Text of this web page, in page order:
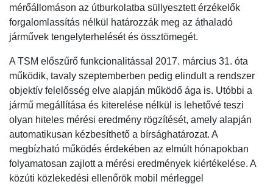
mérőállomáson az útburkolatba süllyesztett érzékelők
forgalomlassítás nélkül határozzák meg az áthaladó
járművek tengelyterhelését és össztömegét.
A TSM előszűrő funkcionalitással 2017. március 31. óta
működik, tavaly szeptemberben pedig elindult a rendszer
objektív felelősség elve alapján működő ága is. Utóbbi a
jármű megállítása és kiterelése nélkül is lehetővé teszi
olyan hiteles mérési eredmény rögzítését, amely alapján
automatikusan kézbesíthető a bírsághatározat. A
megbízható működés érdekében az elmúlt hónapokban
folyamatosan zajlott a mérési eredmények kiértékelése. A
közúti közlekedési ellenőrök mobil mérleggel